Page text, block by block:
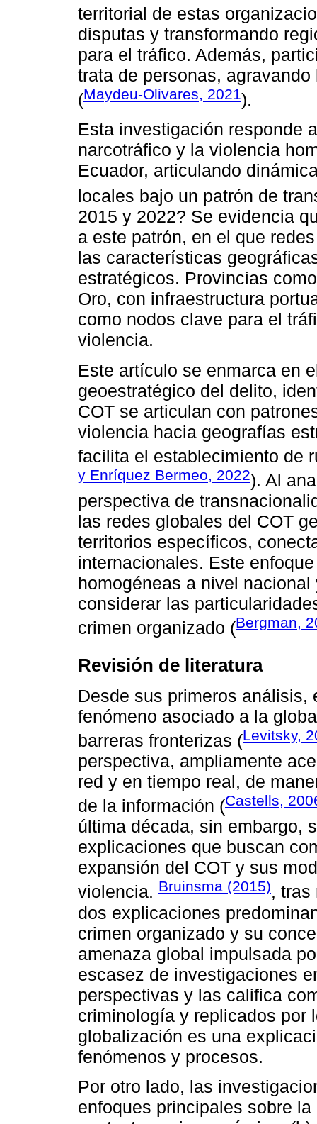
territorial de estas
disputas y transformando
para el tráfico. Además,
trata de personas,
(Maydeu-Olivares, 2021).
Esta investigación responde
narcotráfico y la violencia
Ecuador, articulando
locales bajo un patrón de
2015 y 2022? Se evidencia
a este patrón, en el que
las características
estratégicos. Provincias
Oro, con infraestructura
como nodos clave para el
violencia.
Este artículo se enmarca en
geoestratégico del delito,
COT se articulan con
violencia hacia geografías
facilita el establecimiento de
y Enríquez Bermeo, 2022). Al
perspectiva de
las redes globales del COT
territorios específicos,
internacionales. Este
homogéneas a nivel
considerar las
crimen organizado (Bergman,
Revisión de literatura
Desde sus primeros análisis,
fenómeno asociado a la
barreras fronterizas (Levitsky,
perspectiva, ampliamente
red y en tiempo real, de
de la información (Castells,
última década, sin embargo,
explicaciones que buscan
expansión del COT y sus
violencia. Bruinsma (2015), tras
dos explicaciones
crimen organizado y su
amenaza global impulsada
escasez de investigaciones
perspectivas y las califica
criminología y replicados por
globalización es una
fenómenos y procesos.
Por otro lado, las
enfoques principales sobre